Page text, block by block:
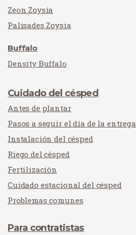
Zeon Zoysia
Palisades Zoysia
Buffalo
Density Buffalo
Cuidado del césped
Antes de plantar
Pasos a seguir el día de la entrega
Instalación del césped
Riego del césped
Fertilización
Cuidado estacional del césped
Problemas comunes
Para contratistas